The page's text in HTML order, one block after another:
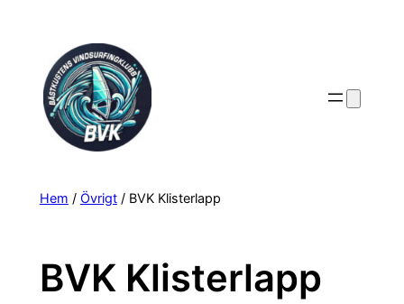
innehåll
Hem / Övrigt/ BVK Klisterlapp
BVK Klisterlapp